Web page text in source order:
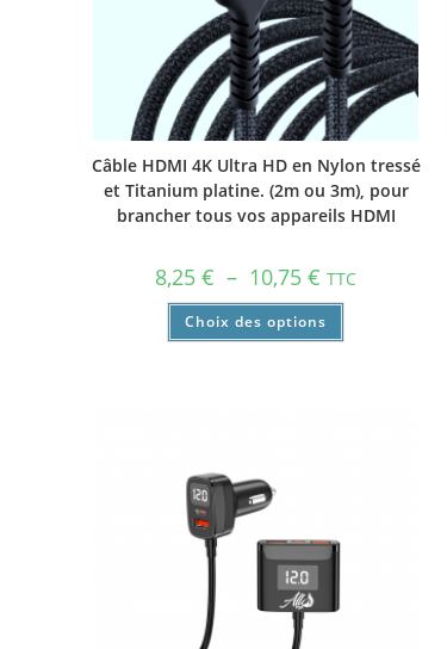
Câble HDMI 4K Ultra HD en Nylon tressé
et Titanium platine. (2m ou 3m), pour
brancher tous vos appareils HDMI
8,25 € – 10,75 € TTC
Choix des options